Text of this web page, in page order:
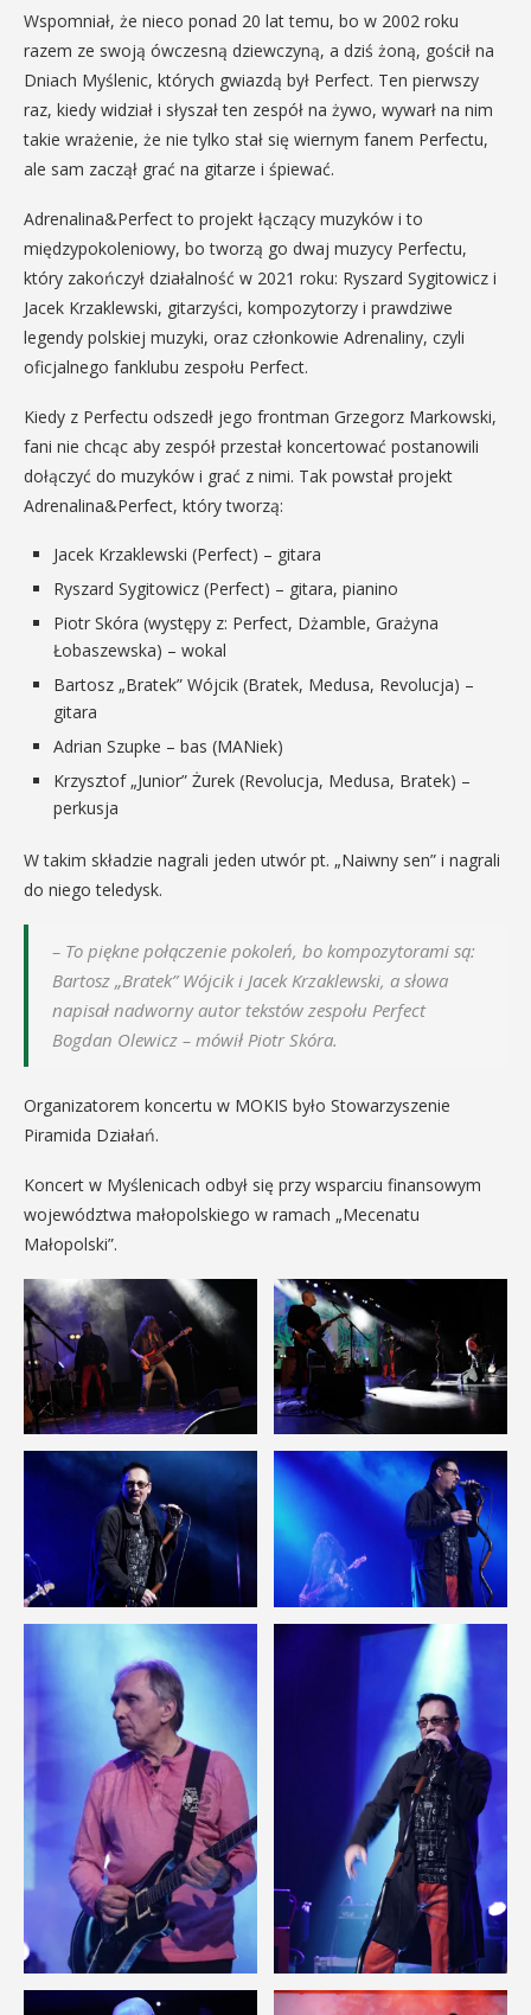
Wspomniał, że nieco ponad 20 lat temu, bo w 2002 roku
razem ze swoją ówczesną dziewczyną, a dziś żoną, gościł na
Dniach Myślenic, których gwiazdą był Perfect. Ten pierwszy
raz, kiedy widział i słyszał ten zespół na żywo, wywarł na nim
takie wrażenie, że nie tylko stał się wiernym fanem Perfectu,
ale sam zaczął grać na gitarze i śpiewać.
Adrenalina&Perfect to projekt łączący muzyków i to
międzypokoleniowy, bo tworzą go dwaj muzycy Perfectu,
który zakończył działalność w 2021 roku: Ryszard Sygitowicz i
Jacek Krzaklewski, gitarzyści, kompozytorzy i prawdziwe
legendy polskiej muzyki, oraz członkowie Adrenaliny, czyli
oficjalnego fanklubu zespołu Perfect.
Kiedy z Perfectu odszedł jego frontman Grzegorz Markowski,
fani nie chcąc aby zespół przestał koncertować postanowili
dołączyć do muzyków i grać z nimi. Tak powstał projekt
Adrenalina&Perfect, który tworzą:
Jacek Krzaklewski (Perfect) – gitara
Ryszard Sygitowicz (Perfect) – gitara, pianino
Piotr Skóra (występy z: Perfect, Dżamble, Grażyna
Łobaszewska) – wokal
Bartosz „Bratek” Wójcik (Bratek, Medusa, Revolucja) –
gitara
Adrian Szupke – bas (MANiek)
Krzysztof „Junior” Żurek (Revolucja, Medusa, Bratek) –
perkusja
W takim składzie nagrali jeden utwór pt. „Naiwny sen” i nagrali
do niego teledysk.
– To piękne połączenie pokoleń, bo kompozytorami są:
Bartosz „Bratek” Wójcik i Jacek Krzaklewski, a słowa
napisał nadworny autor tekstów zespołu Perfect
Bogdan Olewicz – mówił Piotr Skóra.
Organizatorem koncertu w MOKIS było Stowarzyszenie
Piramida Działań.
Koncert w Myślenicach odbył się przy wsparciu finansowym
województwa małopolskiego w ramach „Mecenatu
Małopolski”.